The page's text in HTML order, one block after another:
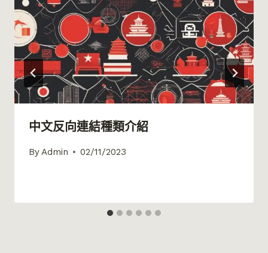
中文反向連結種類介紹
ByAdmin 02/11/2023